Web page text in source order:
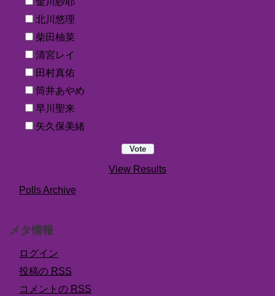
北川悠理
柴田柚菜
清宮レイ
田村真佑
筒井あやめ
早川聖来
矢久保美緒
View Results
Polls Archive
メタ情報
ログイン
投稿の RSS
コメントの RSS